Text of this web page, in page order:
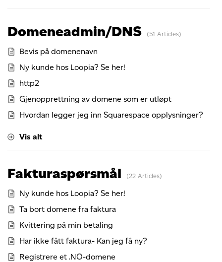
Domeneadmin/DNS 51 Articles
Bevis på domenenavn
Ny kunde hos Loopia? Se her!
http2
Gjenopprettning av domene som er utløpt
Hvordan legger jeg inn Squarespace opplysninger?
Vis alt
Fakturaspørsmål 22 Articles
Ny kunde hos Loopia? Se her!
Ta bort domene fra faktura
Kvittering på min betaling
Har ikke fått faktura- Kan jeg få ny?
Registrere et .NO-domene